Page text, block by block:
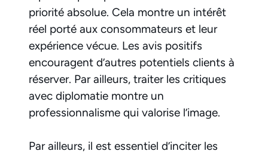
priorité absolue. Cela montre un intérêt
réel porté aux consommateurs et leur
expérience vécue. Les avis positifs
encouragent d’autres potentiels clients à
réserver. Par ailleurs, traiter les critiques
avec diplomatie montre un
professionnalisme qui valorise l’image.
Par ailleurs, il est essentiel d’inciter les